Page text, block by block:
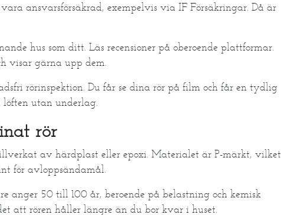
ansvarsförsäkrad, exempelvis via IF Försäkringar. Då är
hus som ditt. Läs recensioner på oberoende plattformar.
visar gärna upp dem.
rörinspektion. Du får se dina rör på film och får en tydlig
utan underlag.
rör
av härdplast eller epoxi. Materialet är P-märkt, vilket
för avloppsändamål.
50 till 100 år, beroende på belastning och kemisk
att rören håller längre än du bor kvar i huset.